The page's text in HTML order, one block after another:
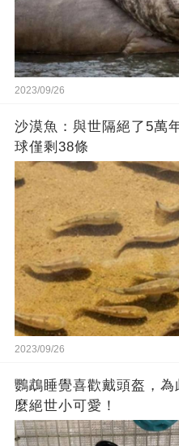
2023/09/26
沙漠魚：與世隔絕了5萬
球僅剩38條
2023/09/26
鸚鵡睡覺喜歡戴頭盔，
麼絕世小可愛！